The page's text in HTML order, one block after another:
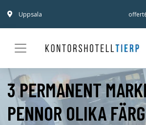
Uppsala
3 PERMANENT
PENNOR OLIKA